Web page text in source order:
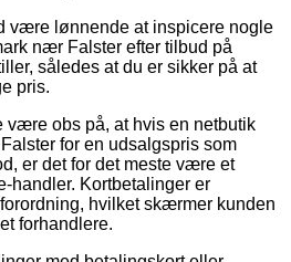
være lønnende at inspicere nogle
nær Falster efter tilbud på
således at du er sikker på at
pris.
være obs på, at hvis en netbutik
for en udsalgspris som
er det for det meste være et
handler. Kortbetalinger er
hvilket skærmer kunden
forhandlere.